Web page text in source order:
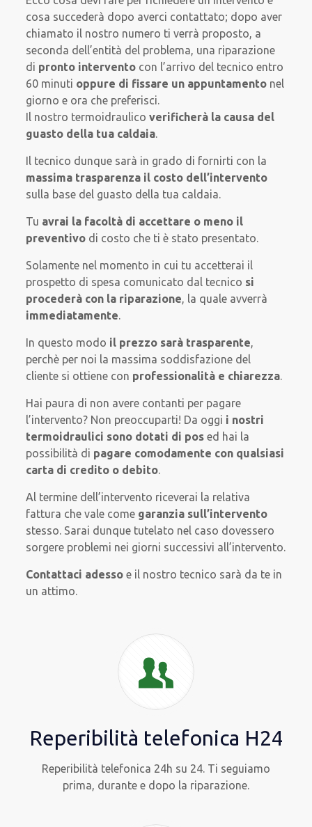
cosa succederà dopo averci contattato; dopo aver
chiamato il nostro numero ti verrà proposto, a
seconda dell’entità del problema, una riparazione
di pronto intervento con l’arrivo del tecnico entro
60 minuti oppure di fissare un appuntamento nel
giorno e ora che preferisci.
Il nostro termoidraulicoverificherà la causa del
guasto della tua caldaia.
Il tecnico dunque sarà in grado di fornirti con la
massima trasparenza il costo dell’intervento
sulla base del guasto della tua caldaia.
Tu avrai la facoltà di accettare o meno il
preventivo di costo che ti è stato presentato.
Solamente nel momento in cui tu accetterai il
prospetto di spesa comunicato dal tecnico si
procederà con la riparazione, la quale avverrà
immediatamente.
In questo modo il prezzo sarà trasparente,
perchè per noi la massima soddisfazione del
cliente si ottiene con professionalità e chiarezza.
Hai paura di non avere contanti per pagare
l’intervento? Non preoccuparti! Da oggi i nostri
termoidraulici sono dotati di pos ed hai la
possibilità di pagare comodamente con qualsiasi
carta di credito o debito.
Al termine dell’intervento riceverai la relativa
fattura che vale come garanzia sull’intervento
stesso. Sarai dunque tutelato nel caso dovessero
sorgere problemi nei giorni successivi all’intervento.
Contattaci adesso e il nostro tecnico sarà da te in
un attimo.
Reperibilità telefonica H24
Reperibilità telefonica 24h su 24. Ti seguiamo
prima, durante e dopo la riparazione.